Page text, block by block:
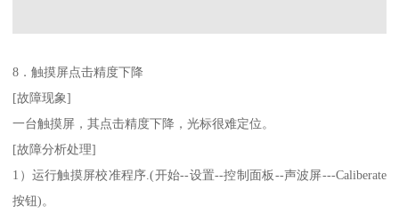
8．触摸屏点击精度下降
[故障现象]
一台触摸屏，其点击精度下降，光标很难定位。
[故障分析处理]
1）运行触摸屏校准程序.(开始--设置--控制面板--声波屏---Caliberate
按钮)。